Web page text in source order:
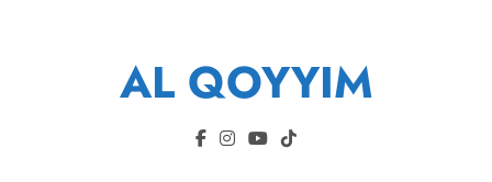
AL QOYYIM
Yayasan Al Qoyyim Sukoharjo